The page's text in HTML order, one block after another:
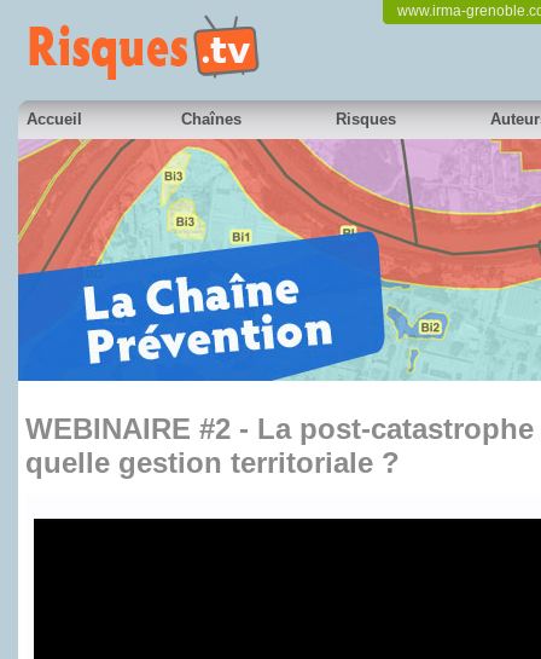
www.irma-
Accueil Chaînes Risques
WEBINAIRE #2 - La post-
quelle gestion territoriale ?